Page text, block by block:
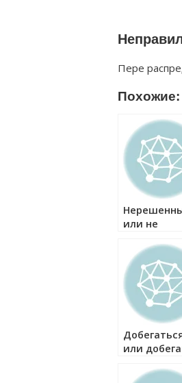
Пере
Похожие:
или не
или